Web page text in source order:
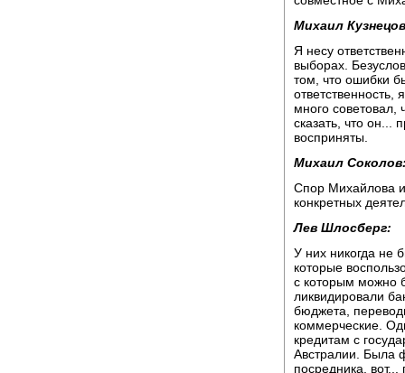
Михаил
Я несу
выборах.
том, что ошибки
ответственность,
много советовал,
сказать, что он...
восприняты.
Михаил
Спор Михайлова и
конкретных
Лев Шлосберг:
У них никогда не
которые
с которым можно
ликвидировали
бюджета,
коммерческие.
кредитам с
Австралии. Была
посредника,